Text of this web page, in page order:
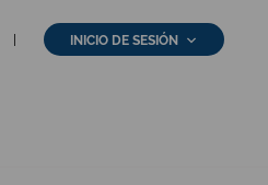
INICIO DE SESIÓN